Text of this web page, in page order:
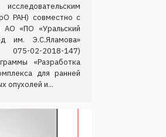
РАН) совместно с
АО «ПО «Уральский
им. Э.С.Яламова»
02-2018-147)
«Разработка
для ранней
опухолей и...